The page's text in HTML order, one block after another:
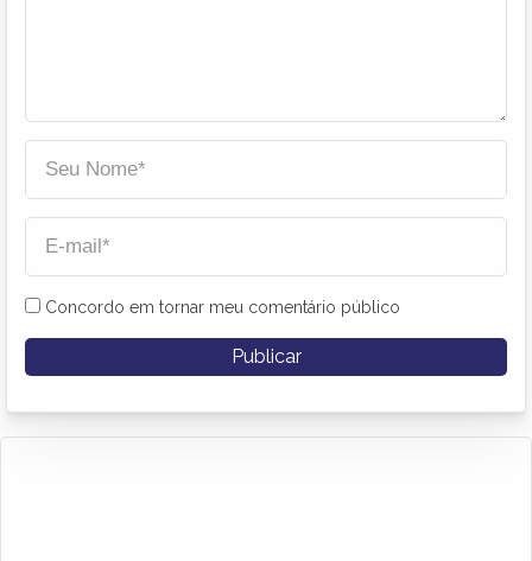
Concordo em tornar meu comentário público